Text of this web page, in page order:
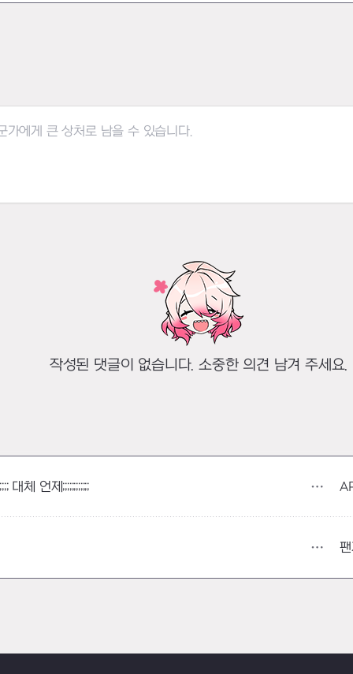
작성된 댓글이 없습니다. 소중한 의견 남겨 주세요.
대체 언제;;;;;;;;;;;;